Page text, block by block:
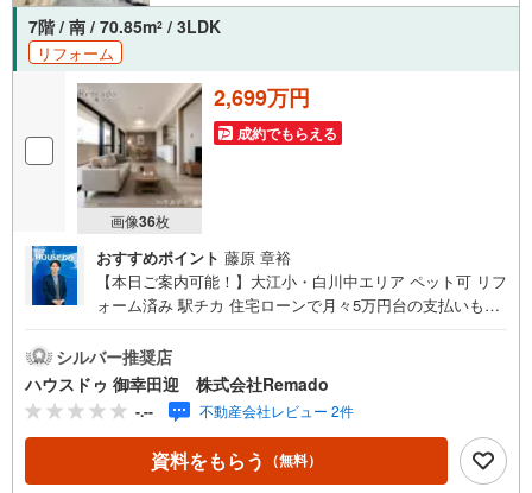
7階 / 南 / 70.85m2 / 3LDK
リフォーム
画像36枚
2,699万円
成約でもらえる
おすすめポイント 藤原 章裕
【本日ご案内可能！】大江小・白川中エリア ペット可 リフ
ォーム済み 駅チカ 住宅ローンで月々5万円台の支払いも可
買うか」で、不動産購入の満足度は変わります家探しは、
物件探し以上に「パートナー選び」が重要！熊本エリアを
知り尽くした私たちが、物件探しから資金計画、引き渡し
までトータルサポートします 【購入総額の限界へ挑戦】売
主様への価格交渉も弊社の得意分野です！さらにオプショ
ン費用（エアコン、網戸、太陽光等）もお客様に代わり相
シルバー推奨店
ハウスドゥ 御幸田迎 株式会社Remado
-.-- 不動産会社レビュー 2件
資料をもらう （無料）